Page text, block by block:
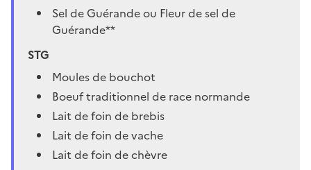
Sel de Guérande ou Fleur de sel de
Guérande**
STG
Moules de bouchot
Boeuf traditionnel de race normande
Lait de foin de brebis
Lait de foin de vache
Lait de foin de chèvre